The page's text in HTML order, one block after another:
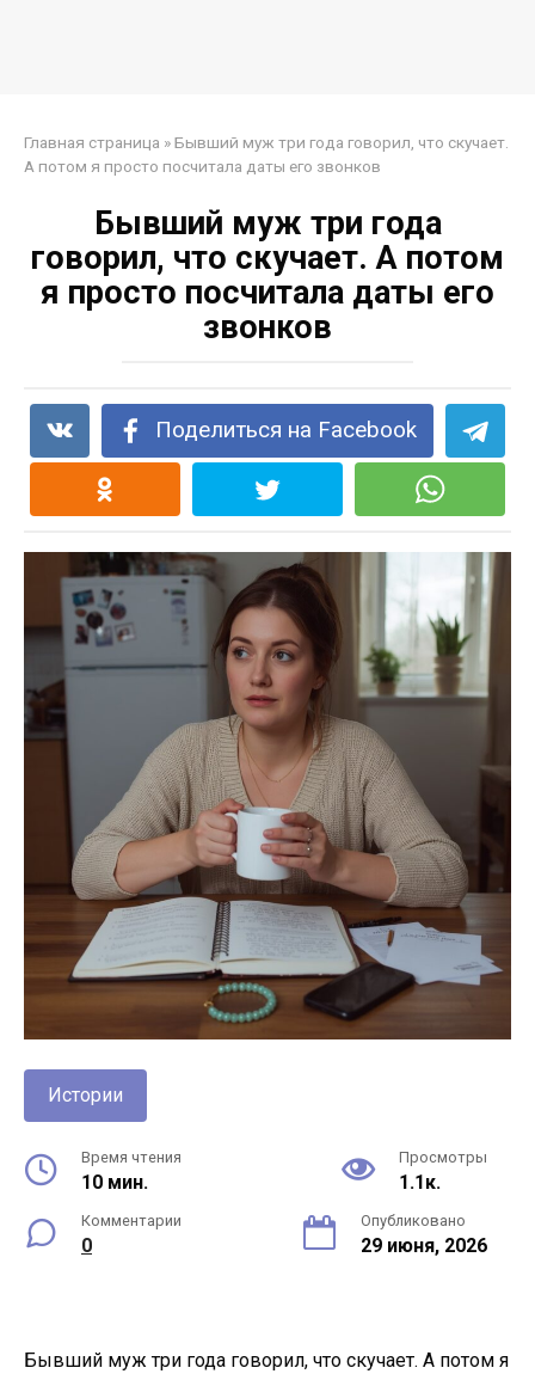
Главная страница »Бывший муж три года говорил, что скучает.
А потом я просто посчитала даты его звонков
Бывший муж три года
говорил, что скучает. А потом
я просто посчитала даты его
звонков
Поделиться на Facebook
Истории
Время чтения
10 мин.
Просмотры
1.1к.
Комментарии
0
Опубликовано
29 июня, 2026
Бывший муж три года говорил, что скучает. А потом я